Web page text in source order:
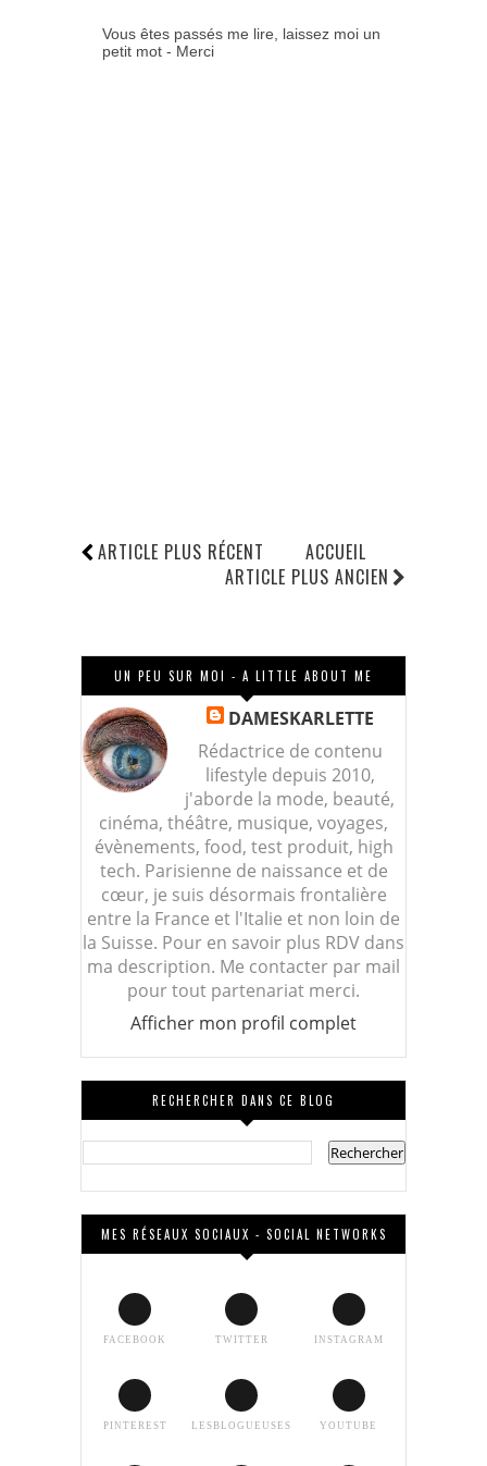
Vous êtes passés me lire, laissez moi un
petit mot - Merci
ARTICLE PLUS RÉCENT
ARTICLE PLUS ANCIEN
ACCUEIL
UN PEU SUR MOI - A LITTLE ABOUT ME
DAMESKARLETTE
Rédactrice de contenu
lifestyle depuis 2010,
j'aborde la mode, beauté,
cinéma, théâtre, musique, voyages,
évènements, food, test produit, high
tech. Parisienne de naissance et de
cœur, je suis désormais frontalière
entre la France et l'Italie et non loin de
la Suisse. Pour en savoir plus RDV dans
ma description. Me contacter par mail
pour tout partenariat merci.
Afficher mon profil complet
RECHERCHER DANS CE BLOG
MES RÉSEAUX SOCIAUX - SOCIAL NETWORKS
FACEBOOK TWITTER INSTAGRAM
PINTEREST LESBLOGUEUSES YOUTUBE